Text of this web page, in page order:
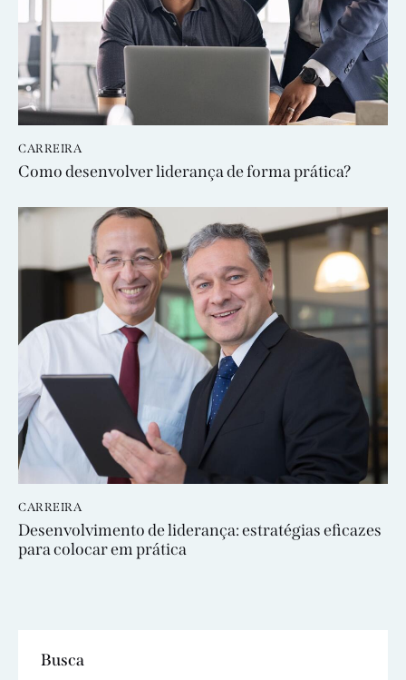
CARREIRA
Como desenvolver liderança de forma prática?
CARREIRA
Desenvolvimento de liderança: estratégias eficazes
para colocar em prática
Busca